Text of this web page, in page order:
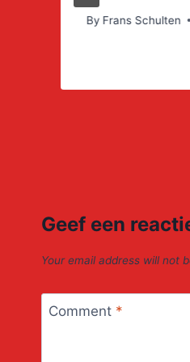
By Frans Schulten
Geef een
Your email address will not
Comment *